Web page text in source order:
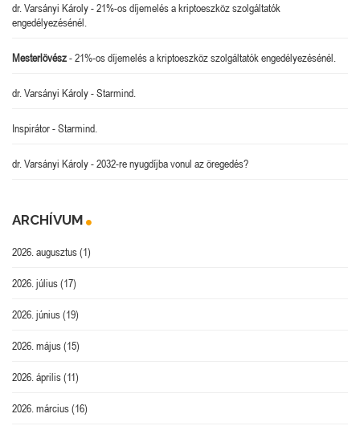
dr. Varsányi Károly-21%-os díjemelés a kriptoeszköz szolgáltatók
engedélyezésénél.
Mesterlövész-21%-os díjemelés a kriptoeszköz szolgáltatók engedélyezésénél.
dr. Varsányi Károly-Starmind.
Inspirátor-Starmind.
dr. Varsányi Károly-2032-re nyugdíjba vonul az öregedés?
ARCHÍVUM
2026. augusztus(1)
2026. július(17)
2026. június(19)
2026. május(15)
2026. április(11)
2026. március(16)